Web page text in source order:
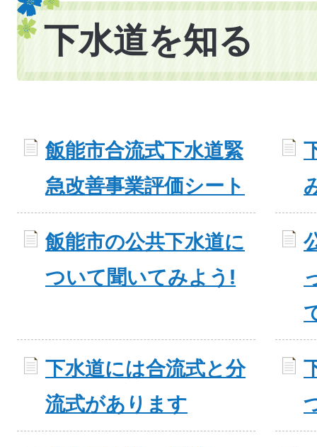
下水道を知る
飯能市合流式下水道緊
急改善事業評価シート
飯能市の公共下水道に
ついて聞いてみよう!
下水道には合流式と分
流式があります